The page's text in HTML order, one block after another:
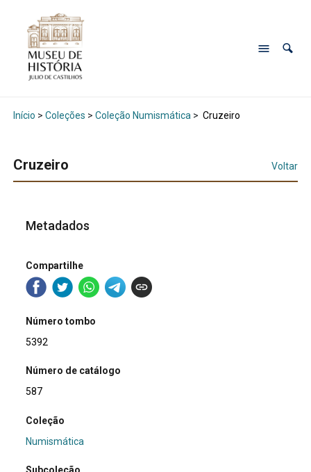
Início > Coleções > Coleção Numismática > Cruzeiro
Cruzeiro Voltar
Metadados
Compartilhe
Número tombo
5392
Número de catálogo
587
Coleção
Numismática